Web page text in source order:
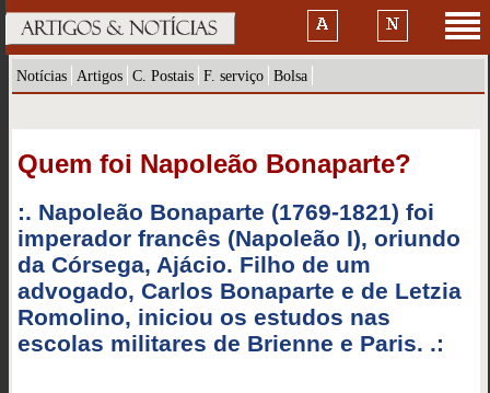
Notícias Artigos C. Postais F. serviço Bolsa
Quem foi Napoleão Bonaparte?
:. Napoleão Bonaparte (1769-1821) foi
imperador francês (Napoleão I), oriundo
da Córsega, Ajácio. Filho de um
advogado, Carlos Bonaparte e de Letzia
Romolino, iniciou os estudos nas
escolas militares de Brienne e Paris. .: